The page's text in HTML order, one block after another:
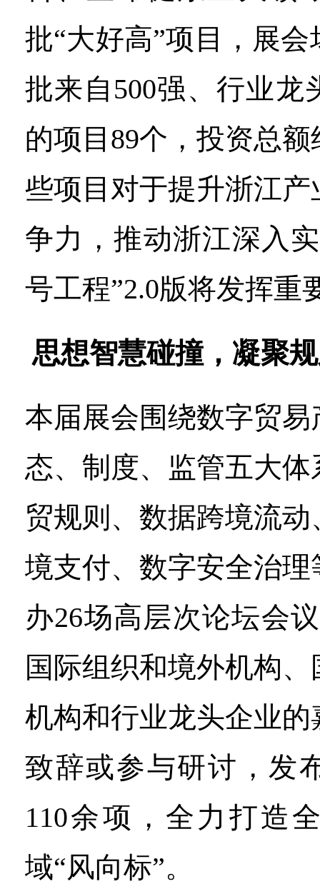
批“大好高”项目，展
批来自500强、行业龙
的项目89个，投资总额
些项目对于提升浙江
争力，推动浙江深入
号工程”2.0版将发挥重
思想智慧碰撞，凝聚
本届展会围绕数字贸
态、制度、监管五大
贸规则、数据跨境流
境支付、数字安全治
办26场高层次论坛会
国际组织和境外机构
机构和行业龙头企业
致辞或参与研讨，发
110余项，全力打造
域“风向标”。